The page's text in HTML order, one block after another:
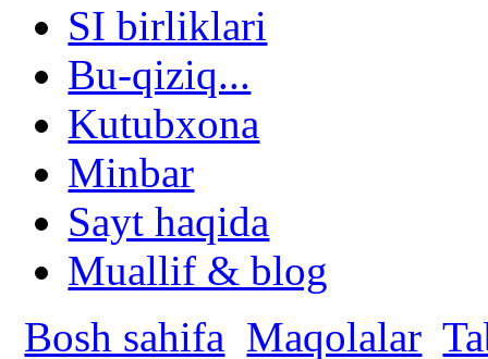
SI birliklari
Bu-qiziq...
Kutubxona
Minbar
Sayt haqida
Muallif & blog
Bosh sahifa Maqolalar